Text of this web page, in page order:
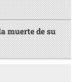
muerte de su